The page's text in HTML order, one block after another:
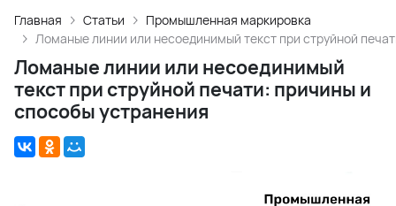
Главная Статьи
Промышленная маркировка
Ломаные линии или несоединимый текст при струйной
Ломаные линии или несоединимый
текст при струйной печати: причины и
способы устранения